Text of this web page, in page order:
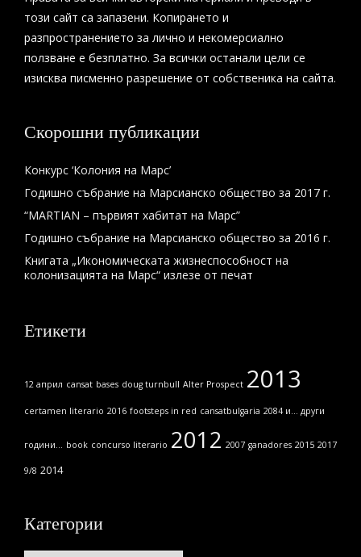
този сайт са запазени. Копирането и
разпространението за лично и некомерсиално
ползване е безплатно. За всички останали цели се
изисква писменно разрешение от собственика на сайта.
Скорошни публикации
Конкурс ‘Колония на Марс’
Годишно събрание на Марсианско общество за 2017 г.
“MARTIAN – първият хабитат на Марс”
Годишно събрание на Марсианско общество за 2016 г.
Книгата „Икономическата жизнеспособност на
колонизацията на Марс“ излезе от печат
Етикети
12 април cansat bases doug turnbull Alter Prospect 2013
certamen literario 2016 footsteps in red cansatbulgaria 2084 и... други
години... book concurso literario 2012 2007 ganadores 2015 2017
9/8 2014
Категории